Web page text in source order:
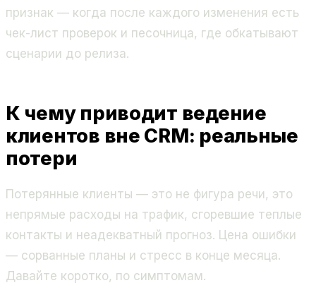
признак — когда после каждого изменения есть
чек-лист проверок и песочница, где обкатывают
сценарии до релиза.
К чему приводит ведение
клиентов вне CRM: реальные
потери
Потерянные клиенты — это не фигура речи, это
непрямые расходы на трафик, сгоревшие теплые
контакты и неадекватный прогноз. Цена ошибки
— сорванные планы и стресс в конце месяца.
Давайте коротко, по симптомам.